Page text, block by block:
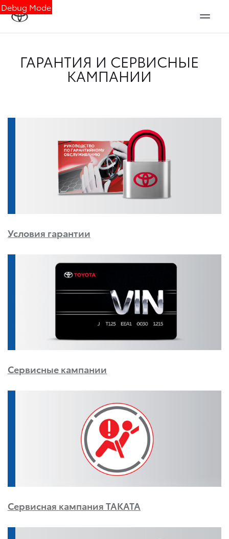
Debug Mode
ГАРАНТИЯ И СЕРВИСНЫЕ
КАМПАНИИ
Условия гарантии
Сервисные кампании
Сервисная кампания TAKATA